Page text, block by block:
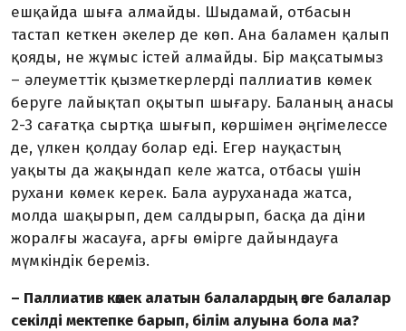
ешқайда шыға алмайды. Шыдамай, отбасын
тастап кеткен әкелер де көп. Ана баламен қалып
қояды, не жұмыс істей алмайды. Бір мақсатымыз
– әлеуметтік қызметкерлерді паллиатив көмек
беруге лайықтап оқытып шығару. Баланың анасы
2-3 сағатқа сыртқа шығып, көршімен әңгімелессе
де, үлкен қолдау болар еді. Егер науқастың
уақыты да жақындап келе жатса, отбасы үшін
рухани көмек керек. Бала ауруханада жатса,
молда шақырып, дем салдырып, басқа да діни
жоралғы жасауға, арғы өмірге дайындауға
мүмкіндік береміз.
– Паллиатив көмек алатын балалардың өзге балалар
секілді мектепке барып, білім алуына бола ма?